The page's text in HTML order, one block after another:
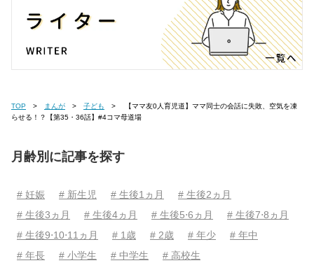
TOP まんが 子ども
らせる！？【第35・36話】#4コマ母道場
月齢別に記事を探す
# 妊娠 # 新生児 # 生後1ヵ月
# 生後2ヵ月
# 生後3ヵ月
# 生後4ヵ月 # 生後5⋅6ヵ月
# 生後7⋅8ヵ月
# 生後9⋅10⋅11ヵ月
# 1歳 # 2歳 # 年少
# 年中
# 年長
# 小学生 # 中学生 # 高校生